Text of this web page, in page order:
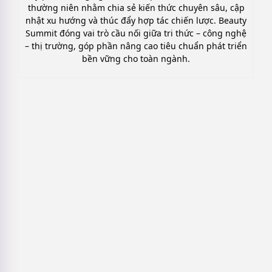
thường niên nhằm chia sẻ kiến thức chuyên sâu, cập
nhật xu hướng và thúc đẩy hợp tác chiến lược. Beauty
Summit đóng vai trò cầu nối giữa tri thức – công nghệ
– thị trường, góp phần nâng cao tiêu chuẩn phát triển
bền vững cho toàn ngành.